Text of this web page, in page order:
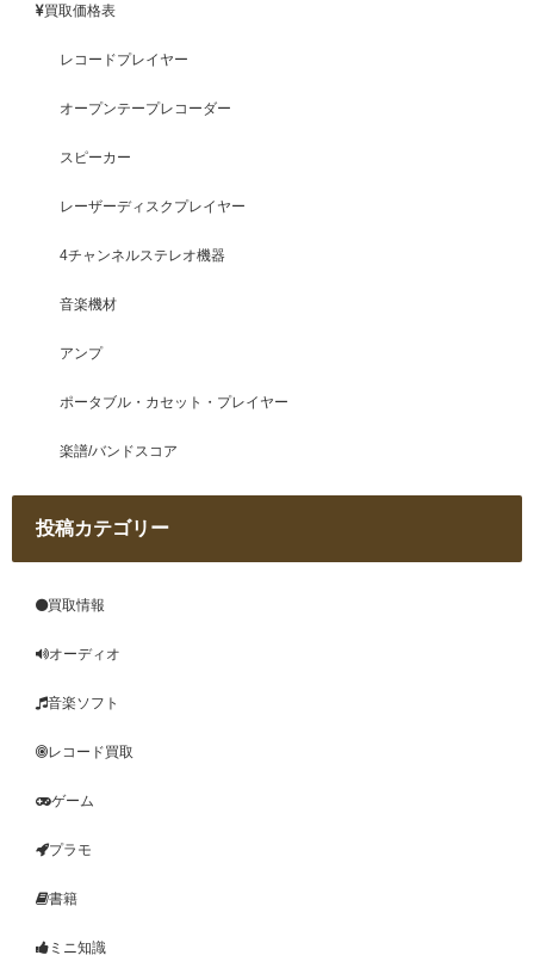
買取価格表
レコードプレイヤー
オープンテープレコーダー
スピーカー
レーザーディスクプレイヤー
4チャンネルステレオ機器
音楽機材
アンプ
ポータブル・カセット・プレイヤー
楽譜/バンドスコア
投稿カテゴリー
買取情報
オーディオ
音楽ソフト
レコード買取
ゲーム
プラモ
書籍
ミニ知識